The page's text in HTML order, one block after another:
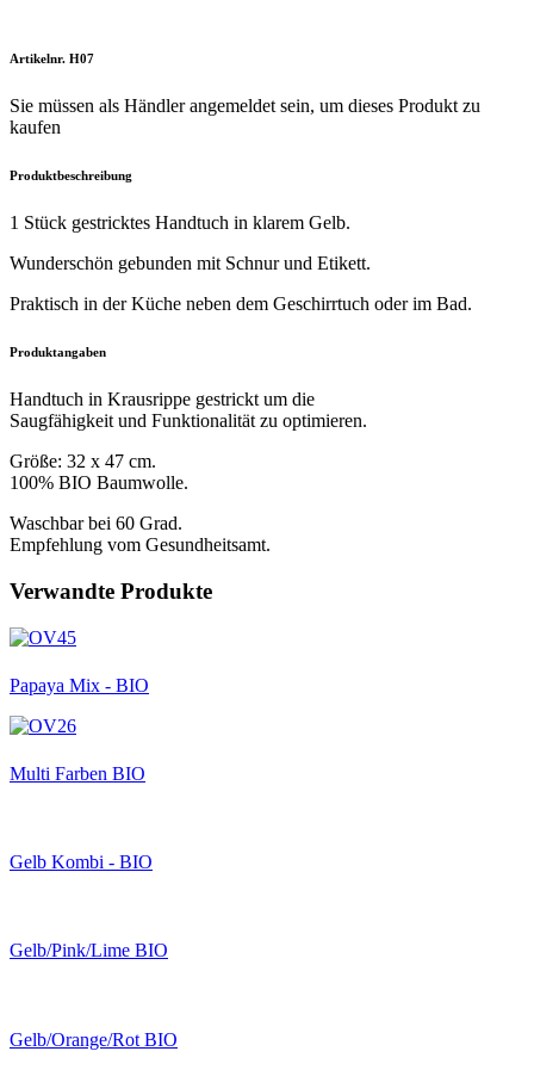
Artikelnr. H07
Sie müssen als Händler angemeldet sein, um dieses Produkt zu
kaufen
Produktbeschreibung
1 Stück gestricktes Handtuch in klarem Gelb.
Wunderschön gebunden mit Schnur und Etikett.
Praktisch in der Küche neben dem Geschirrtuch oder im Bad.
Produktangaben
Handtuch in Krausrippe gestrickt um die
Saugfähigkeit und Funktionalität zu optimieren.
Größe: 32 x 47 cm.
100% BIO Baumwolle.
Waschbar bei 60 Grad.
Empfehlung vom Gesundheitsamt.
Verwandte Produkte
Papaya Mix - BIO
Multi Farben BIO
Gelb Kombi - BIO
Gelb/Pink/Lime BIO
Gelb/Orange/Rot BIO